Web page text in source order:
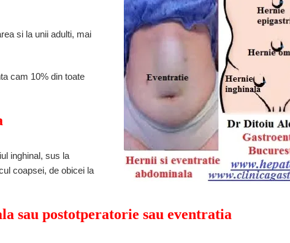
si la unii adulti, mai
cam 10% din toate
inghinal, sus la
coapsei, de obicei la
sau postotperatorie sau eventratia